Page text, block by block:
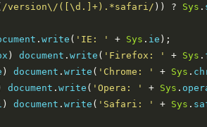
/version\/([\d.]+).*safari/ )) ? Sys .
. write ( 'IE: ' + Sys . ie );
) document . write ( 'Firefox: ' + Sys .
) document . write ( 'Chrome: ' + Sys .
document . write ( 'Opera: ' + Sys .
) document . write ( 'Safari: ' + Sys .